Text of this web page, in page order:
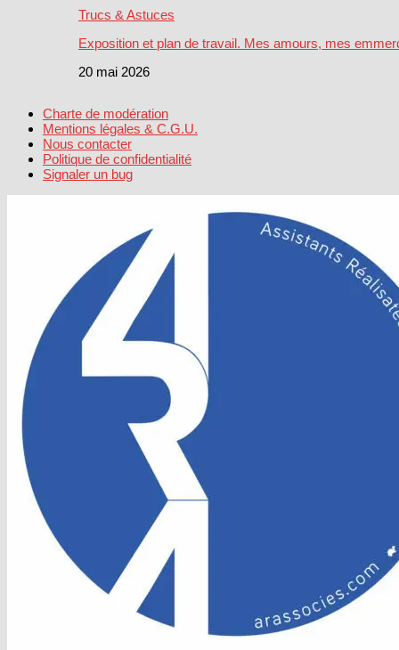
Trucs & Astuces
Exposition et plan de travail. Mes amours, mes
20 mai 2026
Charte de modération
Mentions légales & C.G.U.
Nous contacter
Politique de confidentialité
Signaler un bug